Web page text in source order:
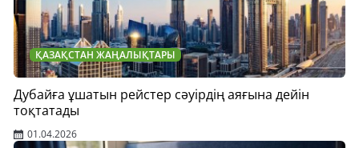
ҚАЗАҚСТАН ЖАҢАЛЫҚТАРЫ
Дубайға ұшатын рейстер сәуірдің аяғына дейін
тоқтатады
01.04.2026